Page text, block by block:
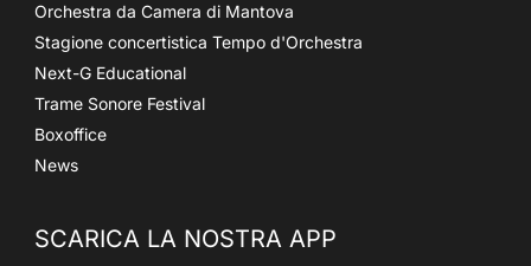
Orchestra da Camera di Mantova
Stagione concertistica Tempo d'Orchestra
Next-G Educational
Trame Sonore Festival
Boxoffice
News
SCARICA LA NOSTRA APP